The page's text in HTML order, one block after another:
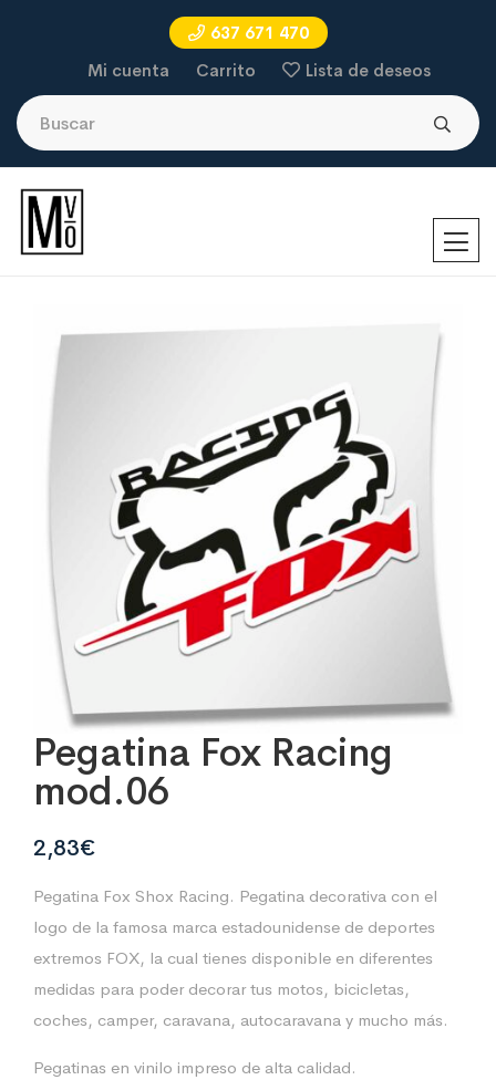
637 671 470
Mi cuenta
Carrito Lista de deseos
Pegatina Fox Racing
mod.06
2,83€
Pegatina Fox Shox Racing. Pegatina decorativa con el
logo de la famosa marca estadounidense de deportes
extremos FOX, la cual tienes disponible en diferentes
medidas para poder decorar tus motos, bicicletas,
coches, camper, caravana, autocaravana y mucho más.
Pegatinas en vinilo impreso de alta calidad.